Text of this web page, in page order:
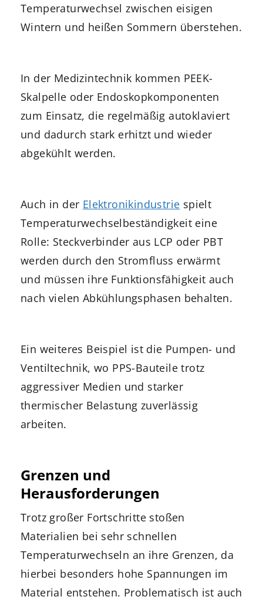
Temperaturwechsel zwischen eisigen
Wintern und heißen Sommern überstehen.
In der Medizintechnik kommen PEEK-
Skalpelle oder Endoskopkomponenten
zum Einsatz, die regelmäßig autoklaviert
und dadurch stark erhitzt und wieder
abgekühlt werden.
Auch in der Elektronikindustrie spielt
Temperaturwechselbeständigkeit eine
Rolle: Steckverbinder aus LCP oder PBT
werden durch den Stromfluss erwärmt
und müssen ihre Funktionsfähigkeit auch
nach vielen Abkühlungsphasen behalten.
Ein weiteres Beispiel ist die Pumpen- und
Ventiltechnik, wo PPS-Bauteile trotz
aggressiver Medien und starker
thermischer Belastung zuverlässig
arbeiten.
Grenzen und
Herausforderungen
Trotz großer Fortschritte stoßen
Materialien bei sehr schnellen
Temperaturwechseln an ihre Grenzen, da
hierbei besonders hohe Spannungen im
Material entstehen. Problematisch ist auch